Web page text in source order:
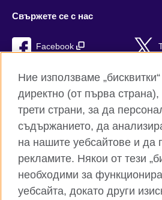
Свържете се с нас
Facebook
TikTok
Глобален уебсайт на Британски
Поверителност и условия за ползване
Бисквитки
Ние използваме
директно (от първа страна),
трети страни, за да
съдържанието, да
на нашите уебсайтове и да
рекламите. Някои от тези
необходими за
уебсайта, докато други